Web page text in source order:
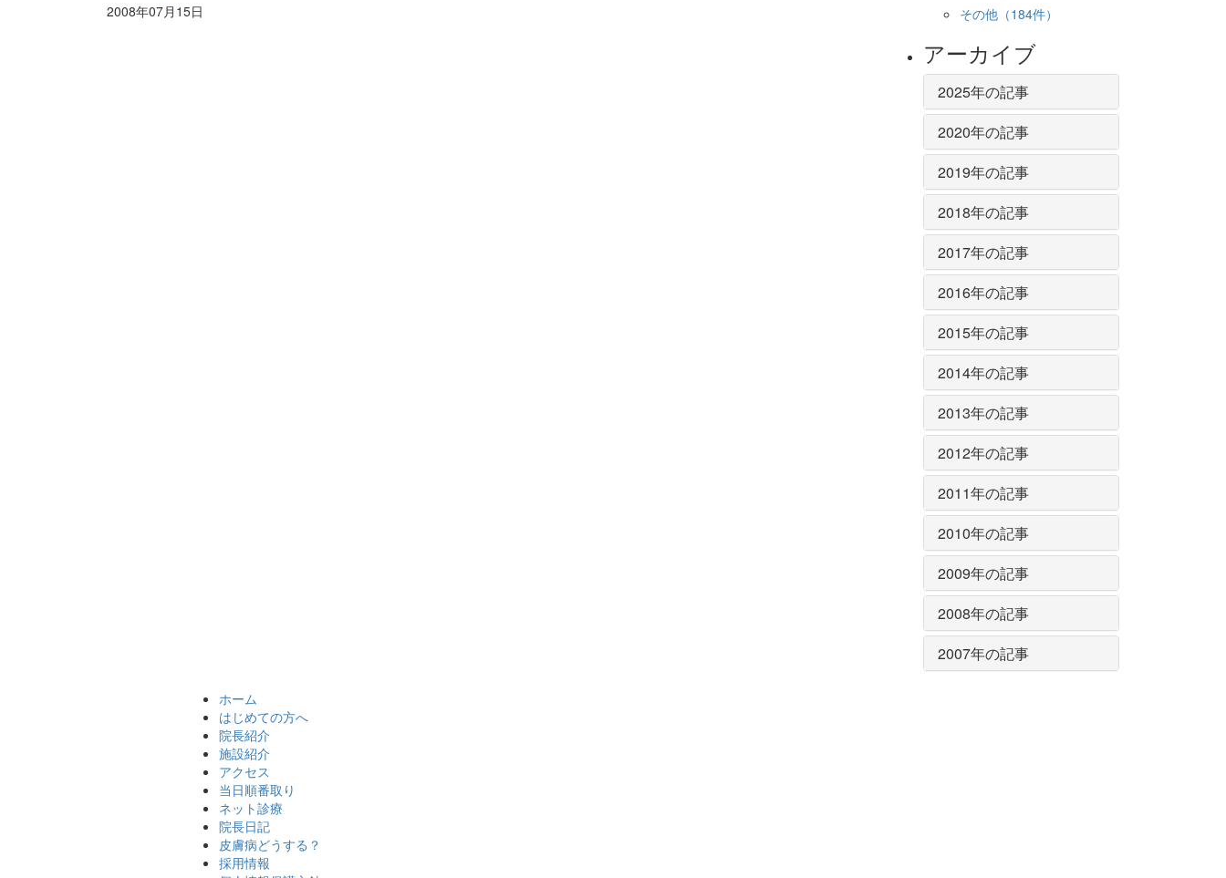
2008年07月15日
その他 （184件）
アーカイブ
2025年の記事
2020年の記事
2019年の記事
2018年の記事
2017年の記事
2016年の記事
2015年の記事
2014年の記事
2013年の記事
2012年の記事
2011年の記事
2010年の記事
2009年の記事
2008年の記事
2007年の記事
ホーム
はじめての方へ
院長紹介
施設紹介
アクセス
当日順番取り
ネット診療
院長日記
皮膚病どうする？
採用情報